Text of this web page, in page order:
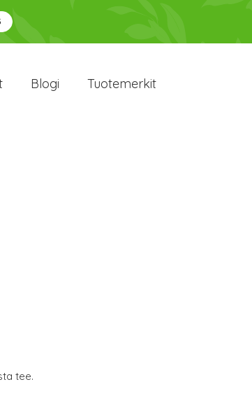
Blogi Tuotemerkit
tee.